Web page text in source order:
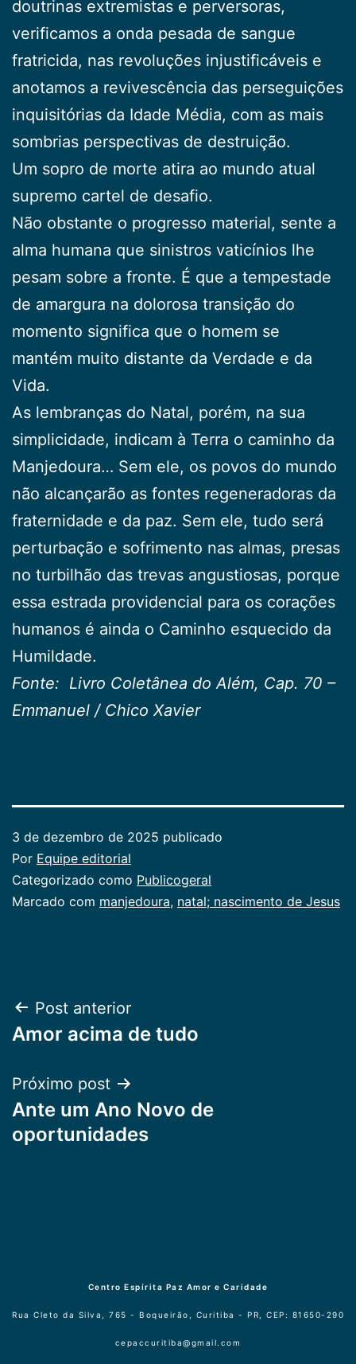
doutrinas extremistas e perversoras,
verificamos a onda pesada de sangue
fratricida, nas revoluções injustificáveis e
anotamos a revivescência das perseguições
inquisitórias da Idade Média, com as mais
sombrias perspectivas de destruição.
Um sopro de morte atira ao mundo atual
supremo cartel de desafio.
Não obstante o progresso material, sente a
alma humana que sinistros vaticínios lhe
pesam sobre a fronte. É que a tempestade
de amargura na dolorosa transição do
momento significa que o homem se
mantém muito distante da Verdade e da
Vida.
As lembranças do Natal, porém, na sua
simplicidade, indicam à Terra o caminho da
Manjedoura… Sem ele, os povos do mundo
não alcançarão as fontes regeneradoras da
fraternidade e da paz. Sem ele, tudo será
perturbação e sofrimento nas almas, presas
no turbilhão das trevas angustiosas, porque
essa estrada providencial para os corações
humanos é ainda o Caminho esquecido da
Humildade.
Fonte: Livro Coletânea do Além, Cap. 70 –
Emmanuel / Chico Xavier
3 de dezembro de 2025 publicado
Por Equipe editorial
Categorizado como Publicogeral
Marcado com manjedoura, natal; nascimento de Jesus
Navegação
de
Post
Post anterior
Amor acima de tudo
Próximo post
Ante um Ano Novo de
oportunidades
Centro Espírita Paz Amor e Caridade
Rua Cleto da Silva, 765 - Boqueirão, Curitiba - PR, CEP: 81650-290
cepaccuritiba@gmail.com